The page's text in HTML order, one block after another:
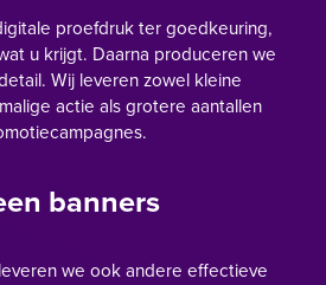
proefdruk ter goedkeuring,
u krijgt. Daarna produceren we
Wij leveren zowel kleine
actie als grotere aantallen
banners
we ook andere effectieve